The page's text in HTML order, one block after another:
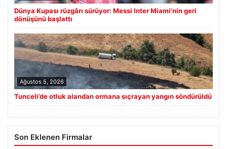
Dünya Kupası rüzgârı sürüyor: Messi Inter Miami’nin geri
dönüşünü başlattı
Ağustos 5, 2026
Tunceli’de otluk alandan ormana sıçrayan yangın söndürüldü
Son Eklenen Firmalar